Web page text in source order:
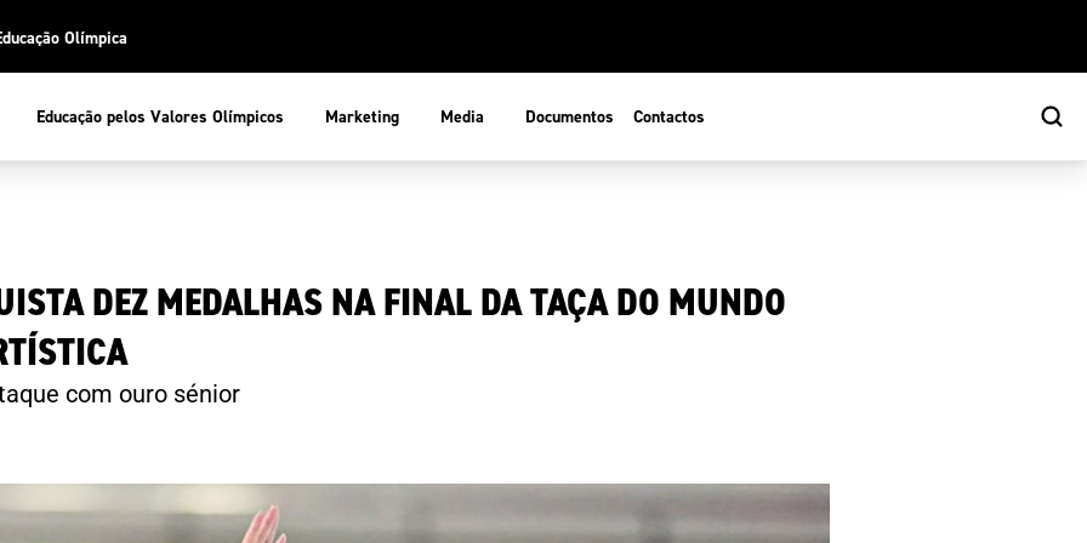
Olímpica
Educação pelos Valores Olímpicos Marketing Media Documentos Contactos
Participação Desportiva
de Portugal
Olímpica
Olímpico
e Conhecimento
DEZ MEDALHAS NA FINAL DA TAÇA DO MUNDO
com ouro sénior